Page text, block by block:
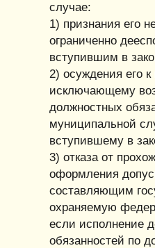
случае:
1) признания его
ограниченно
вступившим в
2) осуждения его к
исключающему
должностных
муниципальной
вступившему в
3) отказа от
оформления
составляющим
охраняемую
если исполнение
обязанностей по